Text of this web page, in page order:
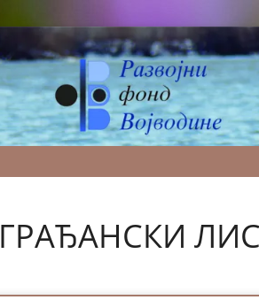
ГРАЂАНСКИ